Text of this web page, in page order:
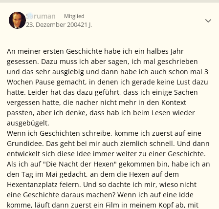
Saruman Mitglied
23. Dezember 200421 J.
An meiner ersten Geschichte habe ich ein halbes Jahr
gesessen. Dazu muss ich aber sagen, ich mal geschrieben
und das sehr ausgiebig und dann habe ich auch schon mal 3
Wochen Pause gemacht, in denen ich gerade keine Lust dazu
hatte. Leider hat das dazu geführt, dass ich einige Sachen
vergessen hatte, die nacher nicht mehr in den Kontext
passten, aber ich denke, dass hab ich beim Lesen wieder
ausgebügelt.
Wenn ich Geschichten schreibe, komme ich zuerst auf eine
Grundidee. Das geht bei mir auch ziemlich schnell. Und dann
entwickelt sich diese Idee immer weiter zu einer Geschichte.
Als ich auf "Die Nacht der Hexen" gekommen bin, habe ich an
den Tag im Mai gedacht, an dem die Hexen auf dem
Hexentanzplatz feiern. Und so dachte ich mir, wieso nicht
eine Geschichte daraus machen? Wenn ich auf eine Idde
komme, läuft dann zuerst ein Film in meinem Kopf ab, mit